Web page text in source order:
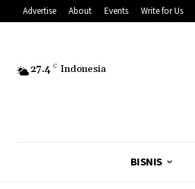
Advertise About Events Write for Us
27.4 C Indonesia
BISNIS